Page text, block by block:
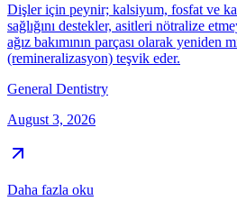
Dişler için peynir; kalsiyum, fosfat ve
sağlığını destekler, asitleri nötralize
ağız bakımının parçası olarak yeniden
(remineralizasyon) teşvik eder.
General Dentistry
August 3, 2026
Daha fazla oku